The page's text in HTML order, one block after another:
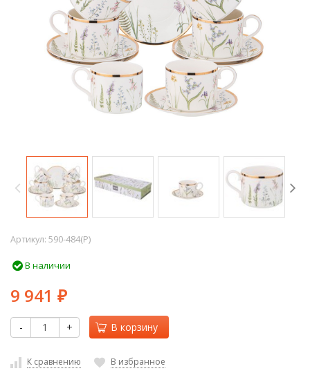
Артикул: 590-484(P)
В наличии
9 941 ₽
- + В корзину
К сравнению В избранное